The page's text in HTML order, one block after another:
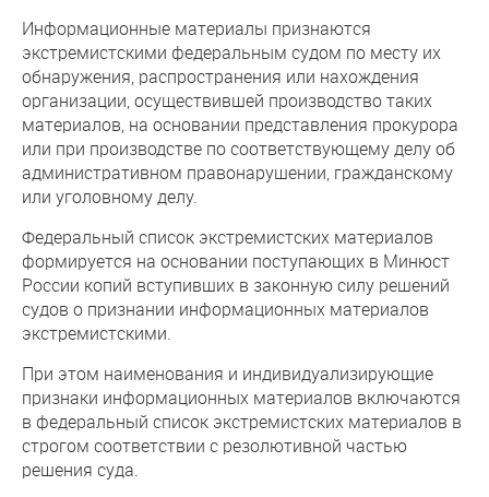
Информационные материалы признаются
экстремистскими федеральным судом по месту их
обнаружения, распространения или нахождения
организации, осуществившей производство таких
материалов, на основании представления прокурора
или при производстве по соответствующему делу об
административном правонарушении, гражданскому
или уголовному делу.
Федеральный список экстремистских материалов
формируется на основании поступающих в Минюст
России копий вступивших в законную силу решений
судов о признании информационных материалов
экстремистскими.
При этом наименования и индивидуализирующие
признаки информационных материалов включаются
в федеральный список экстремистских материалов в
строгом соответствии с резолютивной частью
решения суда.